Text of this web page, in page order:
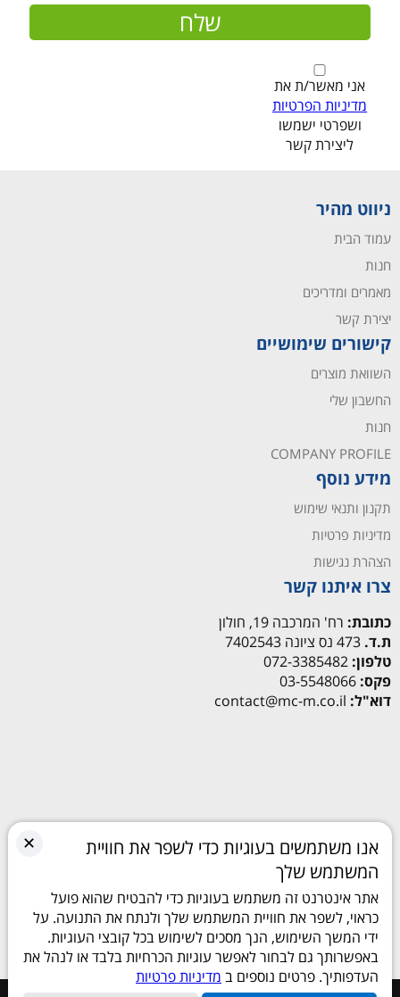
אני מאשר/ת את
מדיניות הפרטיות
ושפרטי ישמשו
ליצירת קשר
ניווט מהיר
עמוד הבית
חנות
מאמרים ומדריכים
יצירת קשר
קישורים שימושיים
השוואת מוצרים
החשבון שלי
חנות
COMPANY PROFILE
מידע נוסף
תקנון ותנאי שימוש
מדיניות פרטיות
הצהרת נגישות
צרו איתנו קשר
כתובת: רח' המרכבה 19, חולון
ת.ד.
טלפון:
פקס:
דוא"ל:
✕
אנו משתמשים בעוגיות כדי לשפר את חוויית
המשתמש שלך
אתר אינטרנט זה משתמש בעוגיות כדי להבטיח שהוא פועל
כראוי, לשפר את חוויית המשתמש שלך ולנתח את התנועה. על
ידי המשך השימוש, הנך מסכים לשימוש בכל קובצי העוגיות.
באפשרותך גם לבחור לאפשר עוגיות הכרחיות בלבד או לנהל את
העדפותיך. פרטים נוספים ב מדיניות פרטיות